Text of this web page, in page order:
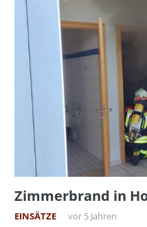
Zimmerbrand in
EINSÄTZE vor 5 Jahren